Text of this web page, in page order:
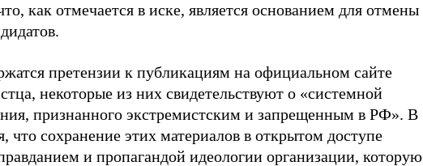
как отмечается в иске, является основанием для отмены
претензии к публикациям на официальном сайте
некоторые из них свидетельствуют о «системной
признанного экстремистским и запрещенным в РФ». В
что сохранение этих материалов в открытом доступе
и пропагандой идеологии организации, которую